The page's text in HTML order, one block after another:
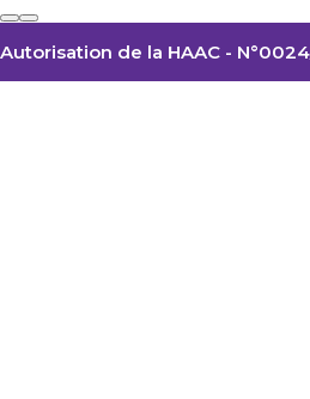
Autorisation de la HAAC -